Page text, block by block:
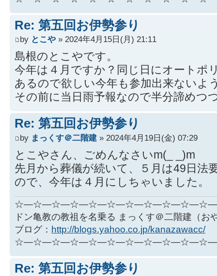
Re: 第五回お伊勢参り
by とこや » 2024年4月15日(月) 21:11
島根のとこやです。
今年は４月ですか？同じ日にオートポ
あるので欲しい今年も参加出来ないよ
その前に当日雨予報なので半分諦めつ
Re: 第五回お伊勢参り
by まっくす＠二階建 » 2024年4月19日(金) 07:29
とこやさん、ごめんなさいm(_ _)m
先月から葬儀が続いて、５月は49日法
ので、今年は４月にしちゃいました。
ドン亀教の教祖を名乗る まっくす＠二階建（お
ブログ： http://blogs.yahoo.co.jp/kanazawacc/
Re: 第五回お伊勢参り